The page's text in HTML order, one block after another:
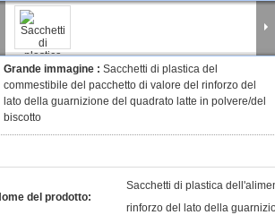
Grande immagine : Sacchetti di plastica del
commestibile del pacchetto di valore del rinforzo del
lato della guarnizione del quadrato latte in polvere/del
biscotto
del prodotto:
Sacchetti di plastica
rinforzo del lato della